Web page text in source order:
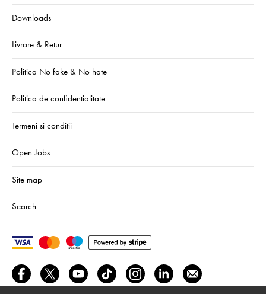
Downloads
Livrare & Retur
Politica No fake & No hate
Politica de confidentialitate
Termeni si conditii
Open Jobs
Site map
Search